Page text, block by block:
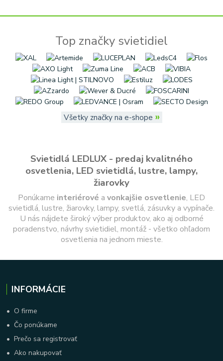
Top značky svietidiel
Všetky značky na e-shope »
Svietidlá LEDLUX - predaj kvalitného
osvetlenia, LED svietidlá, lustre, lampy,
žiarovky
Ponúkame interiérové a vonkajšie osvetlenie, LED
svietidlá, lustre, žiarovky, lampy, svetlá, zásuvky a vypínače.
U nás nájdete široký výber produktov, ako aj odborné
poradenstvo, návrhy svietidiel, montáž - všetko ohľadom
osvetlenia na jednom mieste.
INFORMÁCIE
• O firme
• Čo ponúkame
•Prečo sa registrovať
•Ako nakupovať